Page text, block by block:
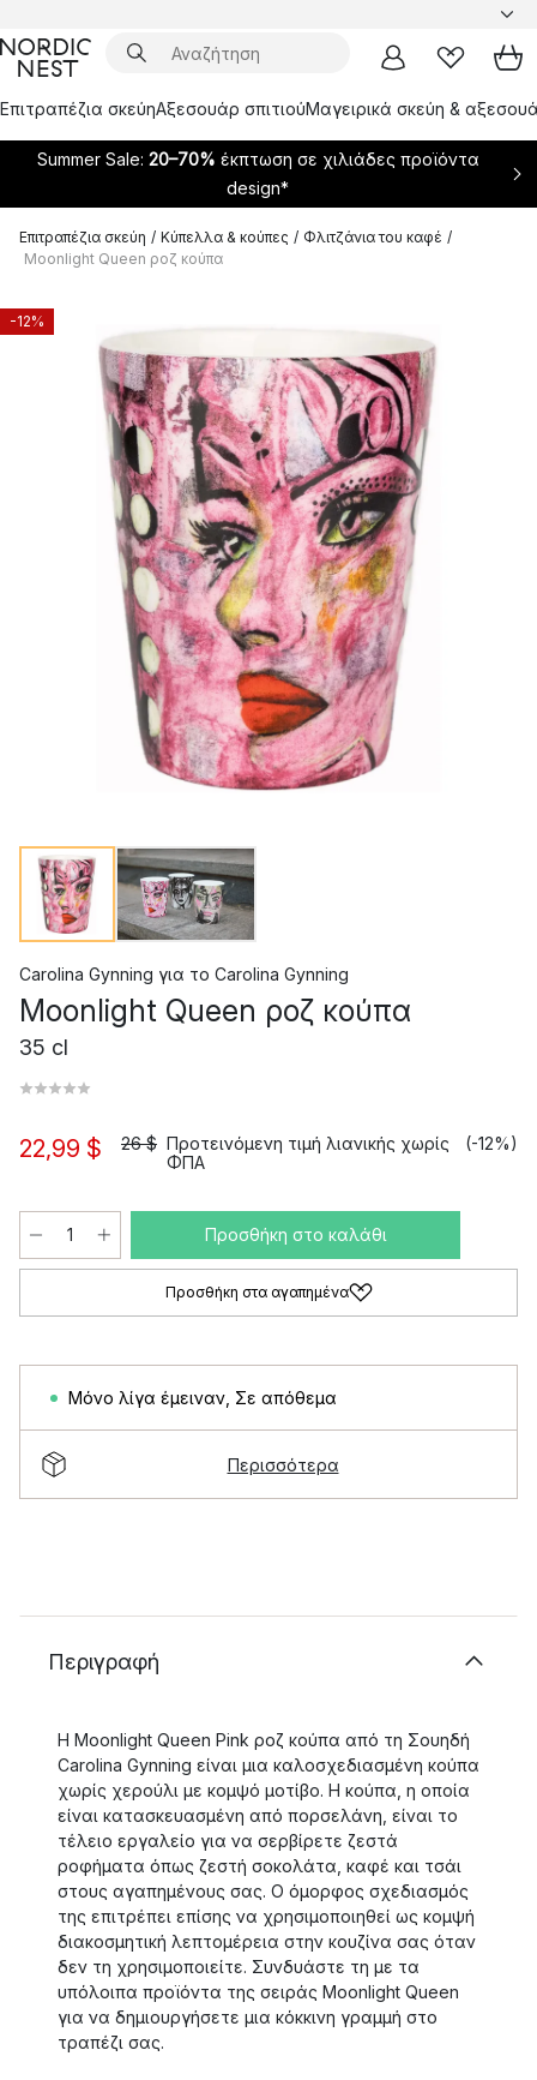
Επιτραπέζια σκεύηΑξεσουάρ σπιτιούΜαγειρικά σκεύη &
Summer Sale: 20–70% έκπτωση σε χιλιάδες προϊόντα
design*
Επιτραπέζια σκεύη / Κύπελλα & κούπες / Φλιτζάνια του καφέ /
Moonlight Queen ροζ κούπα
-12%
Carolina Gynning για το Carolina Gynning
Moonlight Queen ροζ κούπα
35 cl
22,99 $ 26 $ Προτεινόμενη τιμή λιανικής χωρίς
ΦΠΑ
(-12%)
Προσθήκη στο καλάθι
Προσθήκη στα αγαπημένα
Μόνο λίγα έμειναν Σε απόθεμα
Περισσότερα
Περιγραφή
Η Moonlight Queen Pink ροζ κούπα από τη Σουηδή
Carolina Gynning είναι μια καλοσχεδιασμένη κούπα
χωρίς χερούλι με κομψό μοτίβο. Η κούπα, η οποία
είναι κατασκευασμένη από πορσελάνη, είναι το
τέλειο εργαλείο για να σερβίρετε ζεστά
ροφήματα όπως ζεστή σοκολάτα, καφέ και τσάι
στους αγαπημένους σας. Ο όμορφος σχεδιασμός
της επιτρέπει επίσης να χρησιμοποιηθεί ως κομψή
διακοσμητική λεπτομέρεια στην κουζίνα σας όταν
δεν τη χρησιμοποιείτε. Συνδυάστε τη με τα
υπόλοιπα προϊόντα της σειράς Moonlight Queen
για να δημιουργήσετε μια κόκκινη γραμμή στο
τραπέζι σας.